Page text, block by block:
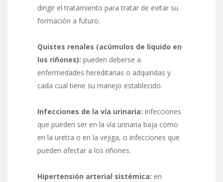
dirigir el tratamiento para tratar de evitar su
formación a futuro.
Quistes renales (acúmulos de líquido en
los riñones): pueden deberse a
enfermedades hereditarias o adquiridas y
cada cual tiene su manejo establecido.
Infecciones de la vía urinaria: infecciones
que pueden ser en la vía urinaria baja como
en la uretra o en la vejiga, o infecciones que
pueden afectar a los riñones.
Hipertensión arterial sistémica: en